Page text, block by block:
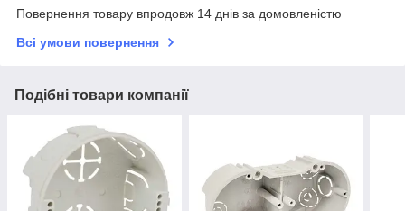
Повернення товару впродовж 14 днів за домовленістю
Всі умови повернення
Подібні товари компанії